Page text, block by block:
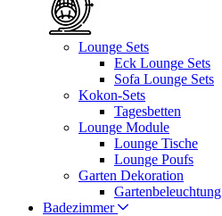
Lounge Sets
Eck Lounge Sets
Sofa Lounge Sets
Kokon-Sets
Tagesbetten
Lounge Module
Lounge Tische
Lounge Poufs
Garten Dekoration
Gartenbeleuchtung
Badezimmer